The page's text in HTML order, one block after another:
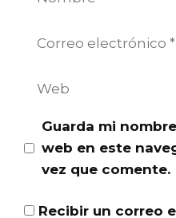
Guarda mi
web en este
vez que comente.
Recibir un correo